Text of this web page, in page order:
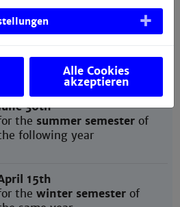
thesummer semesterof
following year
January 31st
winter semester
the same year
30th
the summer semesterof
following year
15th
thewinter semesterof
Alle Cookies
akzeptieren